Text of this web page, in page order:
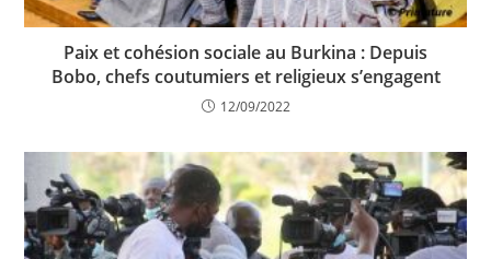
Paix et cohésion sociale au Burkina : Depuis
Bobo, chefs coutumiers et religieux s’engagent
12/09/2022